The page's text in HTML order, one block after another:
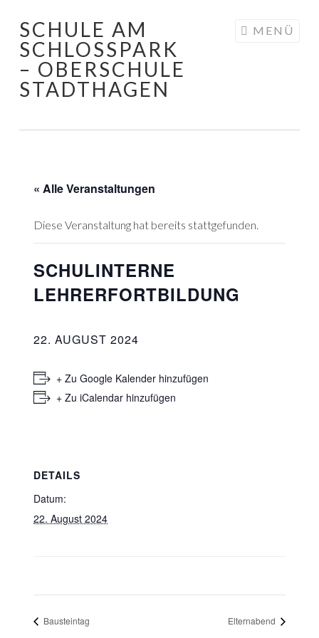
Springe
zum
Inhalt
SCHULE AM
SCHLOSSPARK
– OBERSCHULE
STADTHAGEN
MENÜ
« Alle Veranstaltungen
Diese Veranstaltung hat bereits stattgefunden.
SCHULINTERNE
LEHRERFORTBILDUNG
22. AUGUST 2024
+ Zu Google Kalender hinzufügen
+ Zu iCalendar hinzufügen
DETAILS
Datum:
22. August 2024
Bausteintag Elternabend